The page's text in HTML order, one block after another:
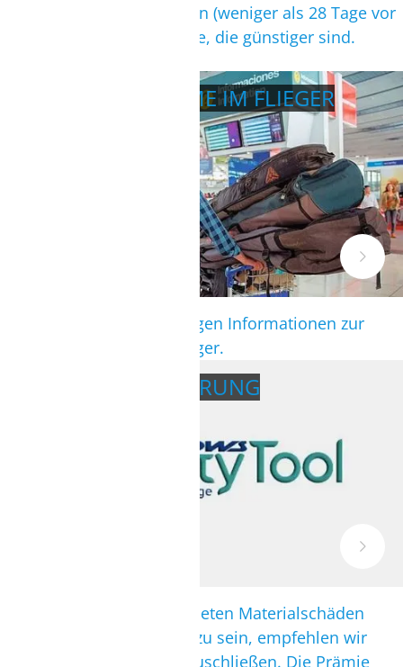
Für Last-Minute Buchungen (weniger als 28 Tage vor
Abflug) gibt es Sondertarife, die günstiger sind.
MATERIALMITNAHME IM FLIEGER
Hier findest Du alle wichtigen Informationen zur
Materialmitnahme im Flieger.
MATERIALVERSICHERUNG
Um gegen selbstverschuldeten Materialschäden
und Unfällen abgesichert zu sein, empfehlen wir
Dir eine Versicherung abzuschließen. Die Prämie